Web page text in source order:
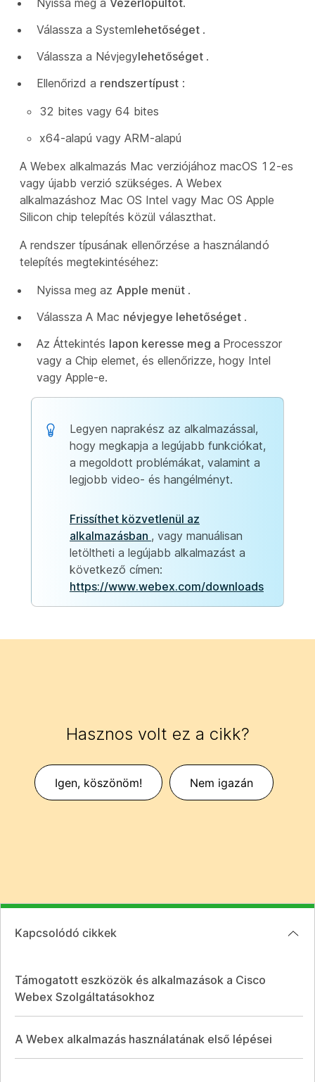
Nyissa meg a Vezérlőpultot.
Válassza a Systemlehetőséget .
Válassza a Névjegylehetőséget .
Ellenőrizd a rendszertípust :
32 bites vagy 64 bites
x64-alapú vagy ARM-alapú
A Webex alkalmazás Mac verziójához macOS 12-es
vagy újabb verzió szükséges. A Webex
alkalmazáshoz Mac OS Intel vagy Mac OS Apple
Silicon chip telepítés közül választhat.
A rendszer típusának ellenőrzése a használandó
telepítés megtekintéséhez:
Nyissa meg az Apple menüt .
Válassza A Mac névjegye lehetőséget .
Az Áttekintés lapon keresse meg a Processzor
vagy a Chip elemet, és ellenőrizze, hogy Intel
vagy Apple-e.
Legyen naprakész az alkalmazással,
hogy megkapja a legújabb funkciókat,
a megoldott problémákat, valamint a
legjobb video- és hangélményt.
Frissíthet közvetlenül az
alkalmazásban , vagy manuálisan
letöltheti a legújabb alkalmazást a
következő címen:
https://www.webex.com/downloads
Hasznos volt ez a cikk?
Igen, köszönöm! Nem igazán
Kapcsolódó cikkek
Támogatott eszközök és alkalmazások a Cisco
Webex Szolgáltatásokhoz
A Webex alkalmazás használatának első lépései